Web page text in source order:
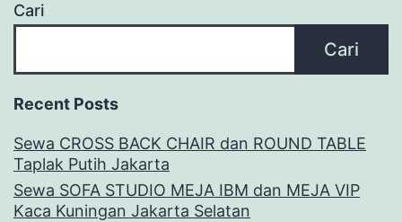
Cari
Cari
Recent Posts
Sewa CROSS BACK CHAIR dan ROUND TABLE
Taplak Putih Jakarta
Sewa SOFA STUDIO MEJA IBM dan MEJA VIP
Kaca Kuningan Jakarta Selatan